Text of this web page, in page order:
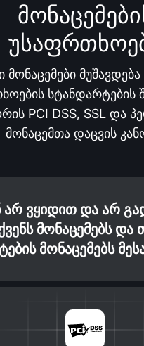
მონაცემები
სტანდარტების
PCI DSS, SSL და
მონაცემთა დაცვის
არ ვყიდით და არ
მონაცემებს და
მონაცემებს